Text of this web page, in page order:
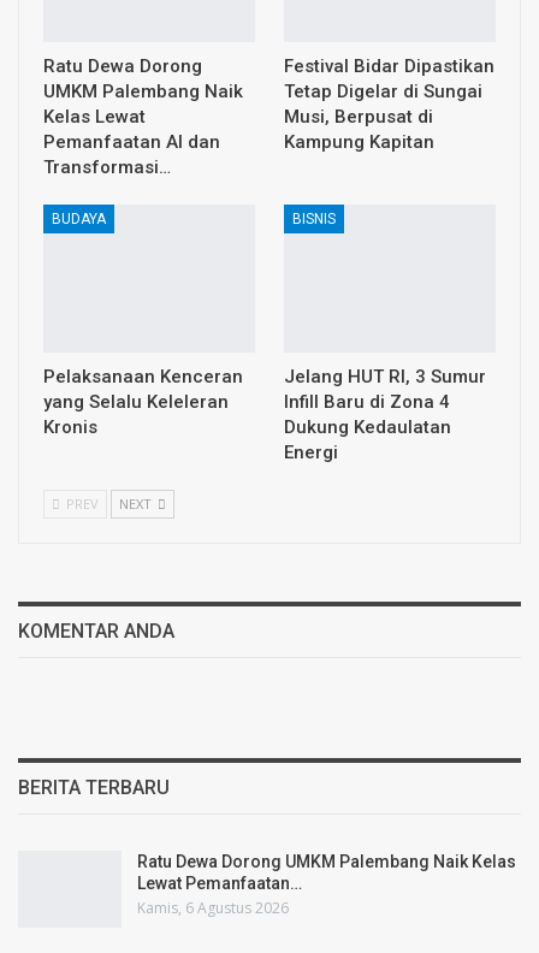
Ratu Dewa Dorong
UMKM Palembang Naik
Kelas Lewat
Pemanfaatan AI dan
Transformasi…
Festival Bidar Dipastikan
Tetap Digelar di Sungai
Musi, Berpusat di
Kampung Kapitan
BUDAYA
Pelaksanaan Kenceran
yang Selalu Keleleran
Kronis
BISNIS
Jelang HUT RI, 3 Sumur
Infill Baru di Zona 4
Dukung Kedaulatan
Energi
PREV NEXT
KOMENTAR ANDA
BERITA TERBARU
Ratu Dewa Dorong UMKM Palembang Naik Kelas
Lewat Pemanfaatan…
Kamis, 6 Agustus 2026